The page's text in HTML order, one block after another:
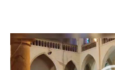
Lecteur
vidéo